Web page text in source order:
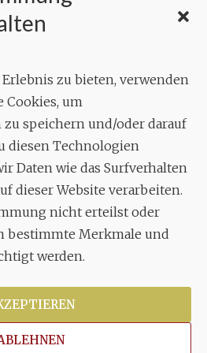
zu bieten, verwenden
Cookies, um
speichern und/oder darauf
diesen Technologien
Daten wie das Surfverhalten
dieser Website verarbeiten.
nicht erteilst oder
bestimmte Merkmale und
werden.
Str. 18
Stuttgart
MUSIK
Leiter:
Trummer
(0)177 / 34 23 57 1
TwitterYouTube